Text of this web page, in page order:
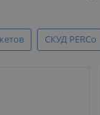
СКУД PERCo